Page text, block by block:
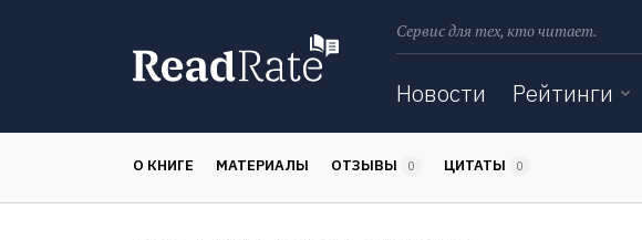
Сервис для тех, кто читает.
Новости Рейтинги
О КНИГЕ МАТЕРИАЛЫ ОТЗЫВЫ 0 ЦИТАТЫ 0